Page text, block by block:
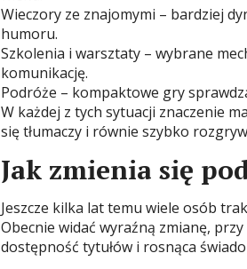
Wieczory ze znajomymi – bardziej
humoru.
Szkolenia i warsztaty – wybrane
komunikację.
Podróże – kompaktowe gry
W każdej z tych sytuacji znaczenie
się tłumaczy i równie szybko
Jak zmienia się
Jeszcze kilka lat temu wiele osób
Obecnie widać wyraźną zmianę,
dostępność tytułów i rosnąca